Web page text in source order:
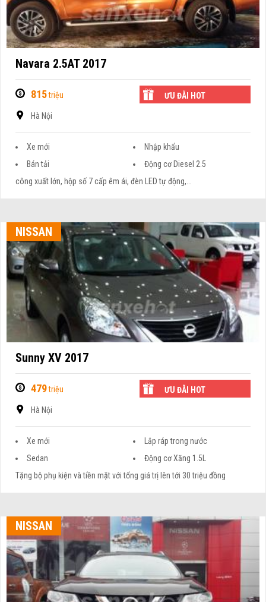
Navara 2.5AT 2017
815triệu ƯU ĐÃI HOT
Hà Nội
Xe mới
Nhập khẩu
Bán tải
Động cơ Diesel 2.5
công xuất lớn, hộp số 7 cấp êm ái, đèn LED tự động,...
NISSAN
Sunny XV 2017
479triệu ƯU ĐÃI HOT
Hà Nội
Xe mới
Lắp ráp trong nước
Sedan
Động cơ Xăng 1.5L
Tặng bộ phụ kiện và tiền mặt với tổng giá trị lên tới 30 triệu đồng
NISSAN